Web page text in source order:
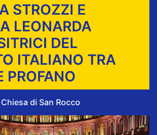
STROZZI E
LEONARDA
DEL
ITALIANO TRA
PROFANO
di San Rocco